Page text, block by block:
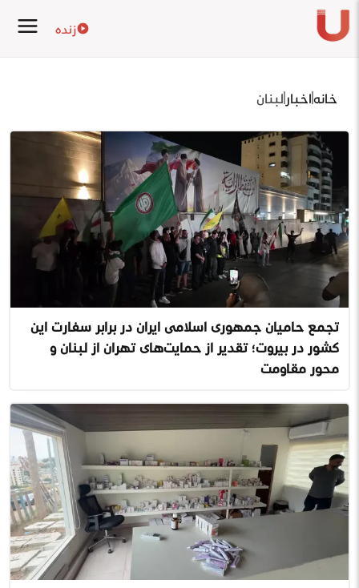
زنده
خانهاخبار لبنان
تجمع حامیان جمهوری اسلامی ایران در برابر سفارت این
کشور در بیروت؛ تقدیر از حمایت‌های تهران از لبنان و
محور مقاومت